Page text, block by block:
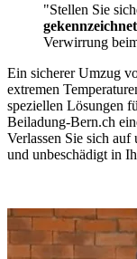
"Stellen Sie
gekennzeichnet
Verwirrung
Ein sicherer Umzug
extremen
speziellen Lösungen
Beiladung-Bern.ch
Verlassen Sie sich
und unbeschädigt in